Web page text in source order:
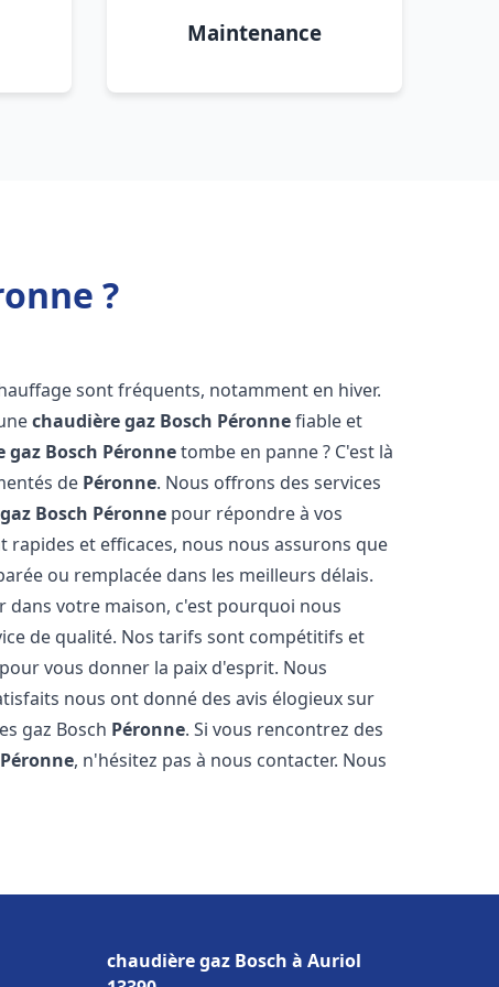
Maintenance
?
sont fréquents, notamment en hiver.
chaudière gaz Bosch Péronnefiable et
gaz Bosch Péronnetombe en panne ? C'est là
de Péronne. Nous offrons des services
Bosch Péronne pour répondre à vos
et efficaces, nous nous assurons que
ou remplacée dans les meilleurs délais.
votre maison, c'est pourquoi nous
de qualité. Nos tarifs sont compétitifs et
vous donner la paix d'esprit. Nous
nous ont donné des avis élogieux sur
gaz Bosch Péronne. Si vous rencontrez des
Péronne, n'hésitez pas à nous contacter. Nous
chaudière gaz Bosch à Auriol